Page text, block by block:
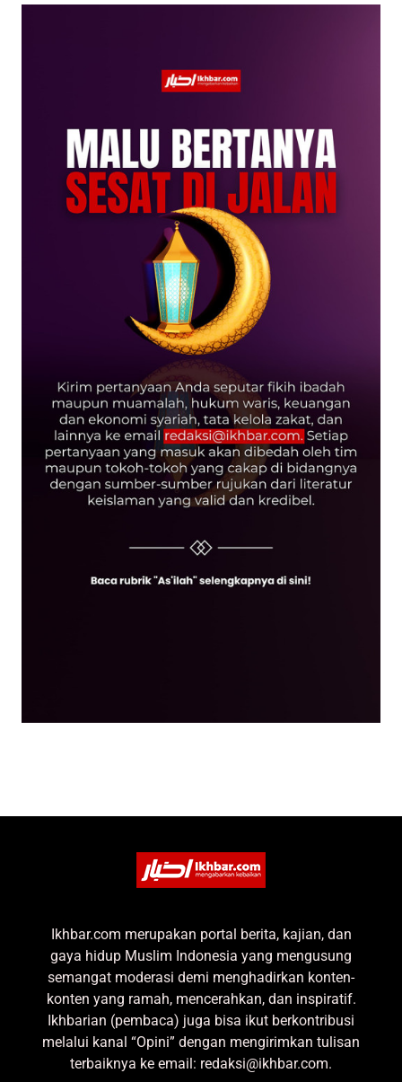
Ikhbar.com merupakan portal berita, kajian, dan
gaya hidup Muslim Indonesia yang mengusung
semangat moderasi demi menghadirkan konten-
konten yang ramah, mencerahkan, dan inspiratif.
Ikhbarian (pembaca) juga bisa ikut berkontribusi
melalui kanal “Opini” dengan mengirimkan tulisan
terbaiknya ke email: redaksi@ikhbar.com.